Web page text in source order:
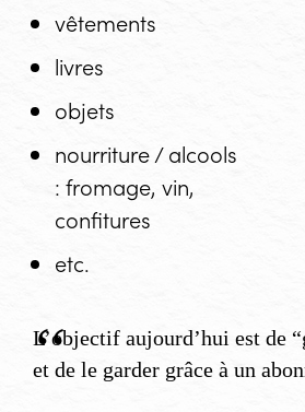
vêtements
livres
objets
nourriture / alcools
: fromage, vin,
confitures
etc.
L’objectif aujourd’hui est de
et de le garder grâce à un